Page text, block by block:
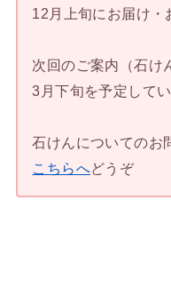
12月上旬にお届け・
次回のご案内（石け
3月下旬を予定して
石けんについてのお
こちらへどうぞ